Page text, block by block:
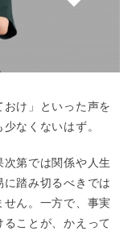
おけ」といった声を
なくないはず。
第では関係や人生
踏み切るべきでは
ん。一方で、事実
ことが、かえって